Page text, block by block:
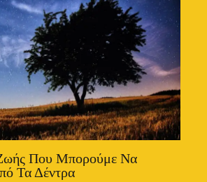
Που Μπορούμε Να
Τα Δέντρα